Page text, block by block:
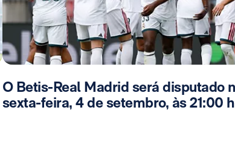
O Betis-Real Madrid será disputado
sexta-feira, 4 de setembro, às 21:00 h